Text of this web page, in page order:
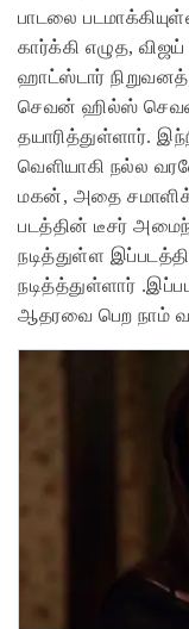
பாடலை
கார்க்கி எழுத, விஜய்
ஹாட்ஸ்டார்
செவன் ஹில்ஸ்
தயாரித்துள்ளார்.
வெளியாகி நல்ல
மகன், அதை
படத்தின் டீசர்
நடித்துள்ள
நடித்த்துள்ளார்
ஆதரவை பெற நாம்